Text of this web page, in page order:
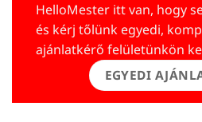
HelloMester itt van, hogy
és kérj tőlünk egyedi,
ajánlatkérő felületünkön
EGYEDI